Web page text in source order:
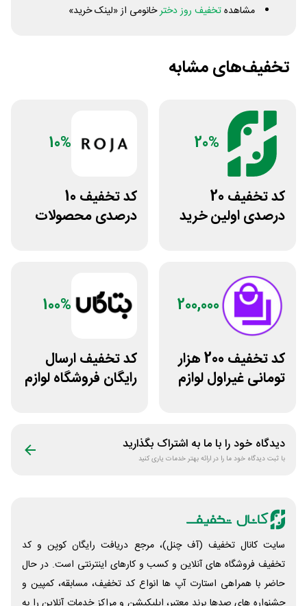
مشاهدهتخفیف روز دخترخانومی از «لینک خرید»
تخفیف‌های مشابه
20%
کد تخفیف 20
درصدی اولین خرید
10%
کد تخفیف 10
درصدی محصولات
200,000
کد تخفیف 200 هزار
تومانی غیراول لوازم
100%
کد تخفیف ارسال
رایگان فروشگاه لوازم
دیدگاه خود را با ما به اشتراک بگذارید
با ثبت دیدگاه خود ما را در ارائه بهتر خدمات یاری کنید
سایت کانال تخفیف (آف چنل)، مرجع دریافت رایگان کوپن و کد
تخفیف فروشگاه های آنلاین و کسب و‌ کارهای اینترنتی است. در حال
حاضر با همراهی استارت آپ ها انواع کد تخفیف، مسابقه، کمپین و